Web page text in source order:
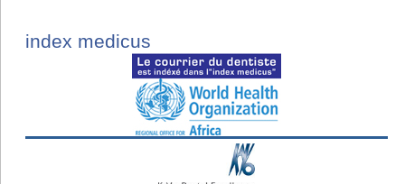
index medicus